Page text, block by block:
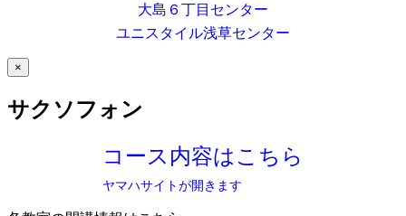
大島６丁目センター
ユニスタイル浅草センター
×
サクソフォン
コース内容はこちら
ヤマハサイトが開きます